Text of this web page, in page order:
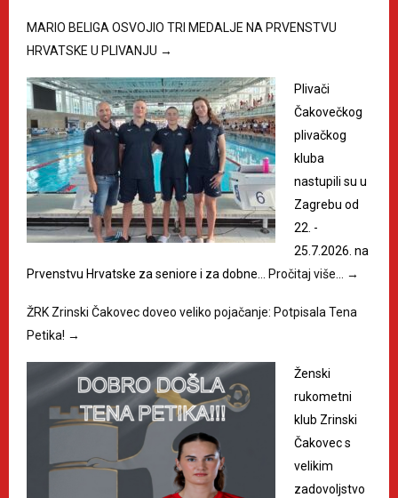
MARIO BELIGA OSVOJIO TRI MEDALJE NA PRVENSTVU
HRVATSKE U PLIVANJU →
Plivači
Čakovečkog
plivačkog
kluba
nastupili su u
Zagrebu od
22. -
25.7.2026. na
Prvenstvu Hrvatske za seniore i za dobne… Pročitaj više… →
ŽRK Zrinski Čakovec doveo veliko pojačanje: Potpisala Tena
Petika! →
Ženski
rukometni
klub Zrinski
Čakovec s
velikim
zadovoljstvo